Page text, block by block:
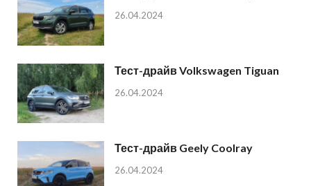
26.04.2024
Тест-драйв Volkswagen Tiguan
26.04.2024
Тест-драйв Geely Coolray
26.04.2024